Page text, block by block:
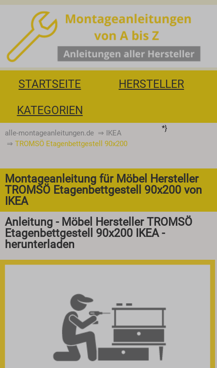
STARTSEITE
HERSTELLER
KATEGORIEN
alle-montageanleitungen.de ⇒ IKEA
⇒ TROMSÖ Etagenbettgestell 90x200
Montageanleitung für Möbel Hersteller
TROMSÖ Etagenbettgestell 90x200 von
IKEA
Anleitung - Möbel Hersteller TROMSÖ
Etagenbettgestell 90x200 IKEA -
herunterladen
*}